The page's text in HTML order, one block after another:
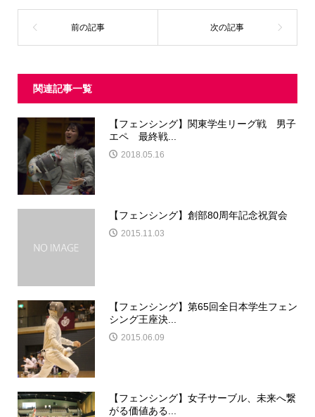
関連記事一覧
【フェンシング】関東学生リーグ戦 男子
エペ 最終戦...
2018.05.16
【フェンシング】創部80周年記念祝賀会
2015.11.03
【フェンシング】第65回全日本学生フェン
シング王座決...
2015.06.09
【フェンシング】女子サーブル、未来へ繋
がる価値ある...